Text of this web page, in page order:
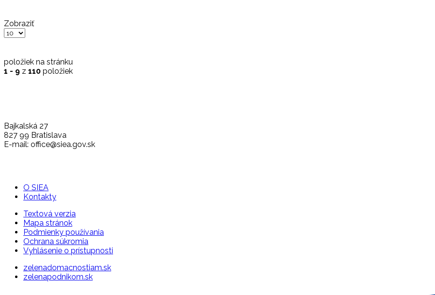
Zobraziť
položiek na stránku
1 - 9 z 110 položiek
Bajkalská 27
827 99 Bratislava
E-mail: office@siea.gov.sk
O SIEA
Kontakty
Textová verzia
Mapa stránok
Podmienky používania
Ochrana súkromia
Vyhlásenie o prístupnosti
zelenadomacnostiam.sk
zelenapodnikom.sk